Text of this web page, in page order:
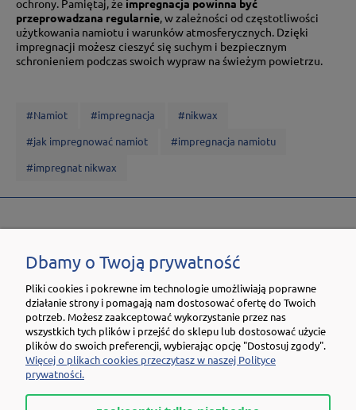
ochrony. Pamiętaj, że impregnacja powinna być
przeprowadzana regularnie, w zależności od częstotliwości
użytkowania namiotu i warunków atmosferycznych. Dzięki
impregnacji możesz cieszyć się suchym i bezpiecznym
schronieniem podczas swoich wypraw na świeżym powietrzu.
#Namiot #impregnacja
#nikwax
#jak impregnować namiot
#impregnacja namiotu
#impregnat nikwax
POZNAJ SKLEP.NIKWAX.COM
OBSŁUGA KLIENTA
TWOJE KONTO
NEWSLETTER
Dbamy o Twoją prywatność
Pliki cookies i pokrewne im technologie umożliwiają poprawne
działanie strony i pomagają nam dostosować ofertę do Twoich
potrzeb. Możesz zaakceptować wykorzystanie przez nas
wszystkich tych plików i przejść do sklepu lub dostosować użycie
plików do swoich preferencji, wybierając opcję "Dostosuj zgody".
Więcej o plikach cookies przeczytasz w naszej Polityce
prywatności.